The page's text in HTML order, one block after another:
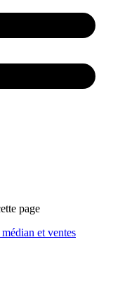
page
et ventes